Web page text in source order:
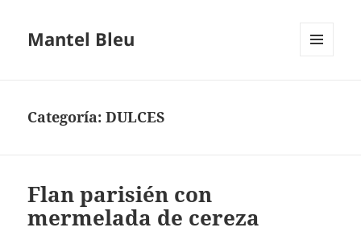
Mantel Bleu
Categoría:DULCES
Flan parisién con
mermelada de cereza